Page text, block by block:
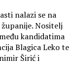
nalazi se na
Nositelj
kandidatima
Blagica Leko te
Širić i